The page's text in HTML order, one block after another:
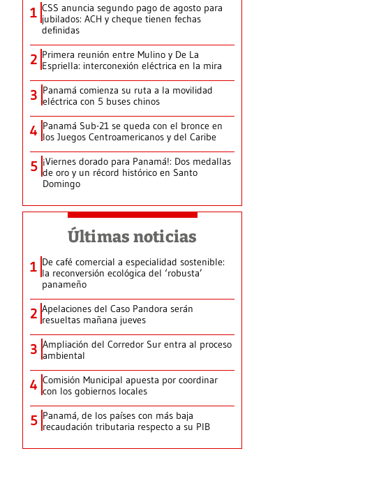
1 CSS anuncia segundo pago de agosto para
jubilados: ACH y cheque tienen fechas
definidas
2 Primera reunión entre Mulino y De La
Espriella: interconexión eléctrica en la mira
3 Panamá comienza su ruta a la movilidad
eléctrica con 5 buses chinos
4 Panamá Sub-21 se queda con el bronce en
los Juegos Centroamericanos y del Caribe
5 ¡Viernes dorado para Panamá!: Dos medallas
de oro y un récord histórico en Santo
Domingo
Últimas noticias
1 De café comercial a especialidad sostenible:
la reconversión ecológica del ‘robusta’
panameño
2 Apelaciones del Caso Pandora serán
resueltas mañana jueves
3 Ampliación del Corredor Sur entra al proceso
ambiental
4 Comisión Municipal apuesta por coordinar
con los gobiernos locales
5 Panamá, de los países con más baja
recaudación tributaria respecto a su PIB